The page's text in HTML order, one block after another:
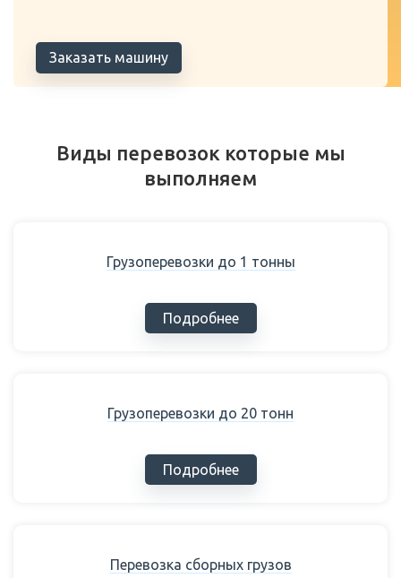
Заказать машину
Виды перевозок которые мы
выполняем
Грузоперевозки до 1 тонны
Подробнее
Грузоперевозки до 20 тонн
Подробнее
Перевозка сборных грузов